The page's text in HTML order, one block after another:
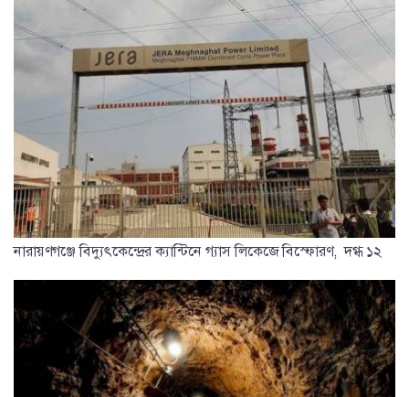
নারায়ণগঞ্জে বিদ্যুৎকেন্দ্রের ক্যান্টিনে গ্যাস লিকেজে বিস্ফোরণ, দগ্ধ ১২